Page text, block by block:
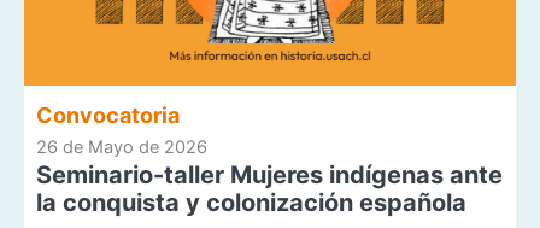
Convocatoria
26 de Mayo de 2026
Seminario-taller Mujeres indígenas ante
la conquista y colonización española